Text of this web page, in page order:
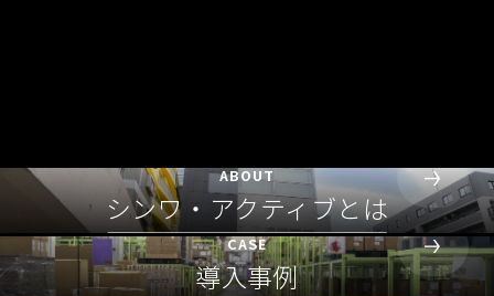
ABOUT
シンワ・アクティブとは
CASE
導入事例